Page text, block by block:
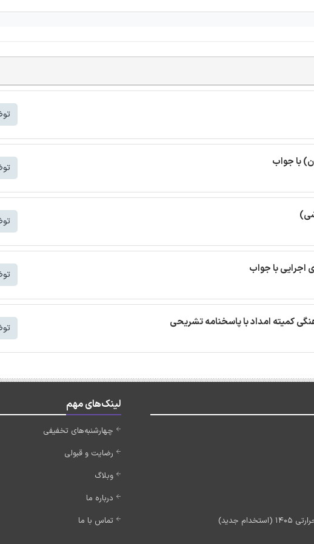
با جواب
اجرایی با جواب
کمیته امداد با پاسخنامه تشریحی
جدید)
لینک‌های مهم
چهارشنبه‌های تخفیفی
رضایت و قبولی
وبلاگ
درباره ما
تماس با ما